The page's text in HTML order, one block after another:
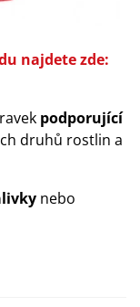
najdete zde:
podporující
druhů rostlin a
nebo